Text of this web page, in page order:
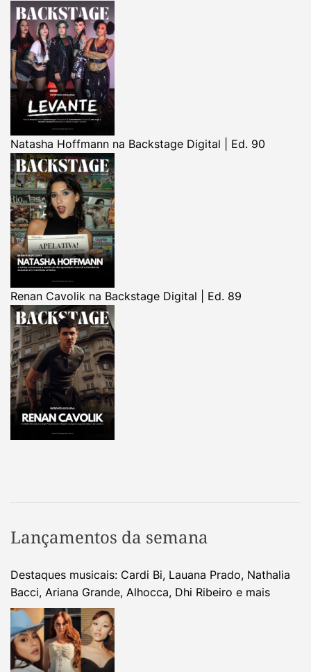
Natasha Hoffmann na Backstage Digital | Ed. 90
Renan Cavolik na Backstage Digital | Ed. 89
Lançamentos da semana
Destaques musicais: Cardi Bi, Lauana Prado, Nathalia
Bacci, Ariana Grande, Alhocca, Dhi Ribeiro e mais